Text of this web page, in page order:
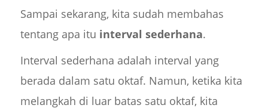
Sampai sekarang, kita sudah membahas
tentang apa itu interval sederhana.
Interval sederhana adalah interval yang
berada dalam satu oktaf. Namun, ketika kita
melangkah di luar batas satu oktaf, kita